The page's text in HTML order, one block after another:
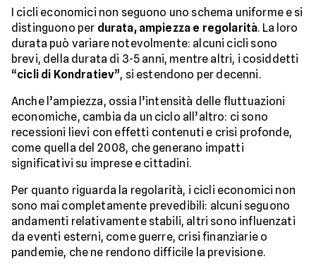
I cicli economici non seguono uno schema uniforme e si
distinguono per durata, ampiezza e regolarità. La loro
durata può variare notevolmente: alcuni cicli sono
brevi, della durata di 3-5 anni, mentre altri, i cosiddetti
“cicli di Kondratiev”, si estendono per decenni.
Anche l’ampiezza, ossia l’intensità delle fluttuazioni
economiche, cambia da un ciclo all’altro: ci sono
recessioni lievi con effetti contenuti e crisi profonde,
come quella del 2008, che generano impatti
significativi su imprese e cittadini.
Per quanto riguarda la regolarità, i cicli economici non
sono mai completamente prevedibili: alcuni seguono
andamenti relativamente stabili, altri sono influenzati
da eventi esterni, come guerre, crisi finanziarie o
pandemie, che ne rendono difficile la previsione.